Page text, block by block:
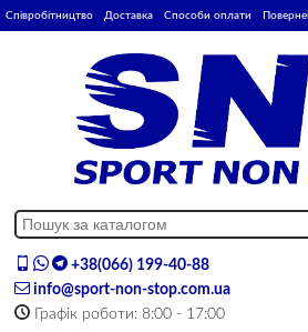
Співробітництво Доставка Способи оплати
+38(066) 199-40-88
info@sport-non-stop.com.ua
Графік роботи: 8:00 - 17:00